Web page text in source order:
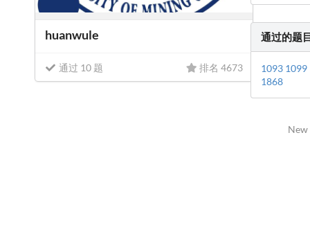
huanwule
通过 10 题 排名 4673
通过的题
1093 1099
1868